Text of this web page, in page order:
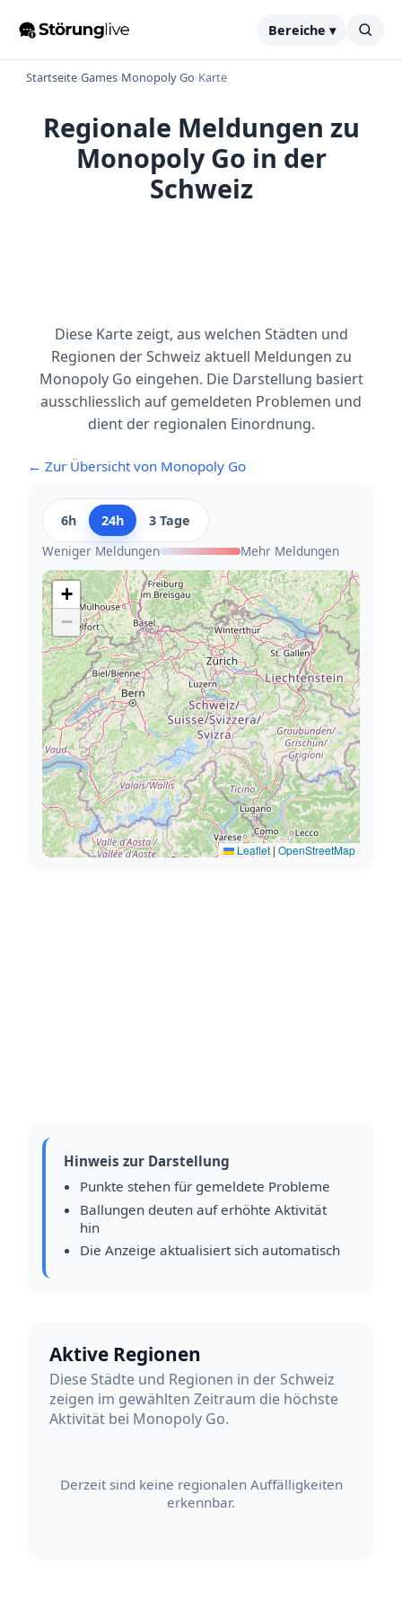
Bereiche ▾
Startseite›Games›Monopoly Go›Karte
Regionale Meldungen zu
Monopoly Go in der
Schweiz
Diese Karte zeigt, aus welchen Städten und
Regionen der Schweiz aktuell Meldungen zu
Monopoly Go eingehen. Die Darstellung basiert
ausschliesslich auf gemeldeten Problemen und
dient der regionalen Einordnung.
← Zur Übersicht von Monopoly Go
6h 24h
3 Tage
Weniger Meldungen
Mehr Meldungen
+
−
Leaflet| OpenStreetMap
Hinweis zur Darstellung
Punkte stehen für gemeldete Probleme
Ballungen deuten auf erhöhte Aktivität
hin
Die Anzeige aktualisiert sich automatisch
Aktive Regionen
Diese Städte und Regionen in der Schweiz
zeigen im gewählten Zeitraum die höchste
Aktivität bei Monopoly Go.
Derzeit sind keine regionalen Auffälligkeiten
erkennbar.